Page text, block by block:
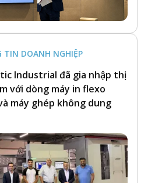
TIN DOANH NGHIỆP
Industrial đã gia nhập thị
với dòng máy in flexo
và máy ghép không dung